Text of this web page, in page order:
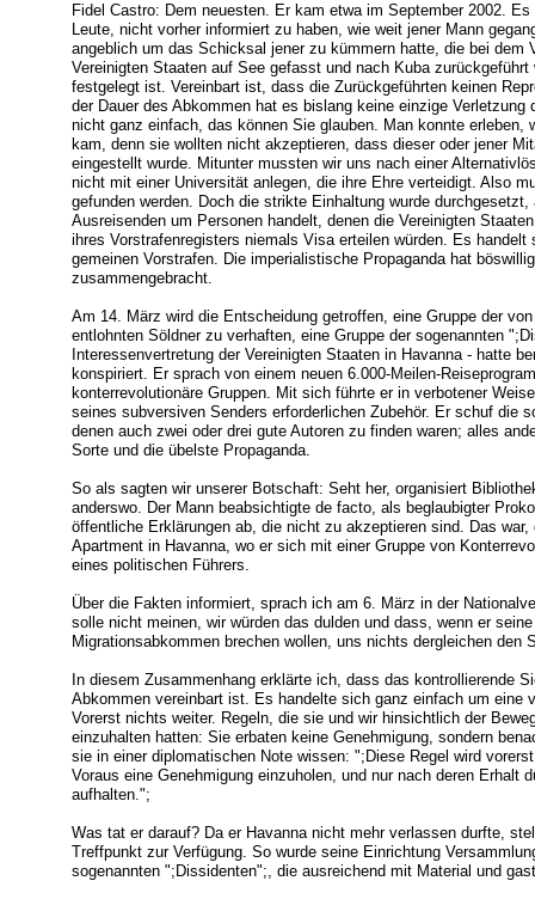
Fidel Castro: Dem neuesten. Er kam etwa im September 2002.
Leute, nicht vorher informiert zu haben, wie weit jener Mann
angeblich um das Schicksal jener zu kümmern hatte, die bei dem
Vereinigten Staaten auf See gefasst und nach Kuba
festgelegt ist. Vereinbart ist, dass die Zurückgeführten keinen
der Dauer des Abkommen hat es bislang keine einzige Verletzung
nicht ganz einfach, das können Sie glauben. Man konnte erleben,
kam, denn sie wollten nicht akzeptieren, dass dieser oder jener
eingestellt wurde. Mitunter mussten wir uns nach einer
nicht mit einer Universität anlegen, die ihre Ehre verteidigt. Also
gefunden werden. Doch die strikte Einhaltung wurde
Ausreisenden um Personen handelt, denen die Vereinigten
ihres Vorstrafenregisters niemals Visa erteilen würden. Es
gemeinen Vorstrafen. Die imperialistische Propaganda hat
zusammengebracht.
Am 14. März wird die Entscheidung getroffen, eine Gruppe der
entlohnten Söldner zu verhaften, eine Gruppe der sogenannten
Interessenvertretung der Vereinigten Staaten in Havanna - hatte
konspiriert. Er sprach von einem neuen 6.000-Meilen-
konterrevolutionäre Gruppen. Mit sich führte er in verbotener
seines subversiven Senders erforderlichen Zubehör. Er schuf die
denen auch zwei oder drei gute Autoren zu finden waren; alles
Sorte und die übelste Propaganda.
So als sagten wir unserer Botschaft: Seht her, organisiert
anderswo. Der Mann beabsichtigte de facto, als beglaubigter
öffentliche Erklärungen ab, die nicht zu akzeptieren sind. Das
Apartment in Havanna, wo er sich mit einer Gruppe von
eines politischen Führers.
Über die Fakten informiert, sprach ich am 6. März in der
solle nicht meinen, wir würden das dulden und dass, wenn er
Migrationsabkommen brechen wollen, uns nichts dergleichen den
In diesem Zusammenhang erklärte ich, dass das kontrollierende
Abkommen vereinbart ist. Es handelte sich ganz einfach um eine
Vorerst nichts weiter. Regeln, die sie und wir hinsichtlich der
einzuhalten hatten: Sie erbaten keine Genehmigung, sondern
sie in einer diplomatischen Note wissen: ";Diese Regel wird
Voraus eine Genehmigung einzuholen, und nur nach deren Erhalt
aufhalten.";
Was tat er darauf? Da er Havanna nicht mehr verlassen durfte,
Treffpunkt zur Verfügung. So wurde seine Einrichtung
sogenannten ";Dissidenten";, die ausreichend mit Material und